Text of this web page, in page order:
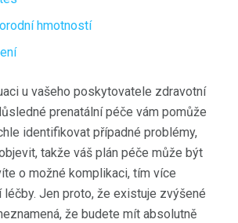
hmotností
u vašeho poskytovatele zdravotní
prenatální péče vám pomůže
identifikovat případné problémy,
takže váš plán péče může být
o možné komplikaci, tím více
Jen proto, že existuje zvýšené
že budete mít absolutně